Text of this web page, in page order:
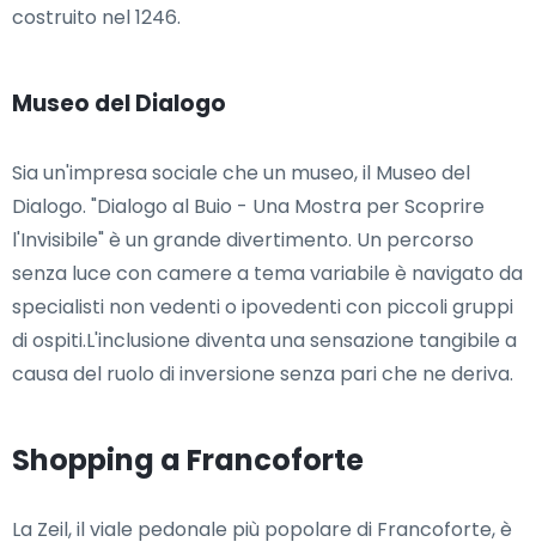
costruito nel 1246.
Museo del Dialogo
Sia un'impresa sociale che un museo, il Museo del
Dialogo. "Dialogo al Buio - Una Mostra per Scoprire
l'Invisibile" è un grande divertimento. Un percorso
senza luce con camere a tema variabile è navigato da
specialisti non vedenti o ipovedenti con piccoli gruppi
di ospiti.L'inclusione diventa una sensazione tangibile a
causa del ruolo di inversione senza pari che ne deriva.
Shopping a Francoforte
La Zeil, il viale pedonale più popolare di Francoforte, è